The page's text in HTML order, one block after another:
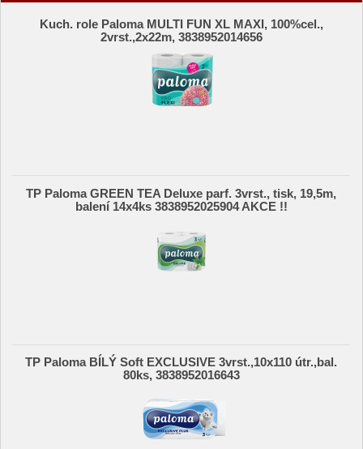
Kuch. role Paloma MULTI FUN XL MAXI, 100%cel.,
2vrst.,2x22m, 3838952014656
TP Paloma GREEN TEA Deluxe parf. 3vrst., tisk, 19,5m,
balení 14x4ks 3838952025904 AKCE !!
TP Paloma BÍLÝ Soft EXCLUSIVE 3vrst.,10x110 útr.,bal.
80ks, 3838952016643